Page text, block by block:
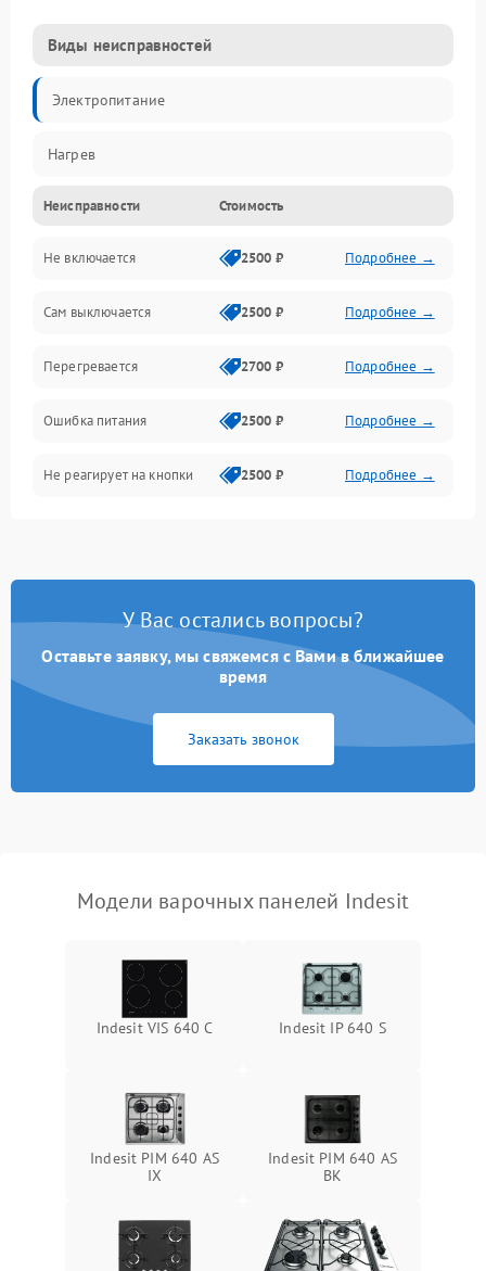
Виды неисправностей
Электропитание
Нагрев
Неисправности Стоимость
Не включается 2500 ₽ Подробнее →
Сам выключается 2500 ₽ Подробнее →
Перегревается 2700 ₽ Подробнее →
Ошибка питания 2500 ₽ Подробнее →
Не реагирует на кнопки 2500 ₽ Подробнее →
У Вас остались вопросы?
Оставьте заявку, мы свяжемся с Вами в ближайшее
время
Заказать звонок
Модели варочных панелей Indesit
Indesit VIS 640 C Indesit IP 640 S
Indesit PIM 640 AS
IX
Indesit PIM 640 AS
BK